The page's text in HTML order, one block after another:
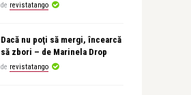
de revistatango
Dacă nu poţi să mergi, încearcă
să zbori – de Marinela Drop
de revistatango